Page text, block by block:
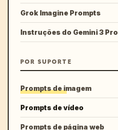
Grok Imagine Prompts
Instruções do Gemini 3 Pro
POR SUPORTE
Prompts de imagem
Prompts de vídeo
Prompts de página web